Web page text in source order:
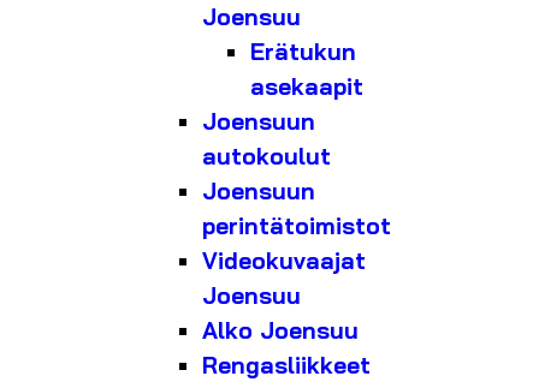
Joensuu
Erätukun
asekaapit
Joensuun
autokoulut
Joensuun
perintätoimistot
Videokuvaajat
Joensuu
Alko Joensuu
Rengasliikkeet